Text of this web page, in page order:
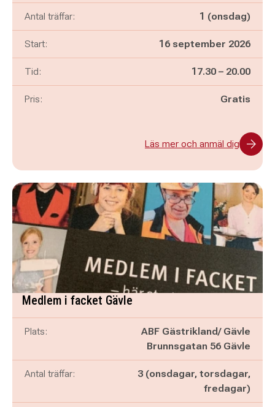
Antal träffar: 1 (onsdag)
Start: 16 september 2026
Tid: Pågår mellan
17.30 – och
20.00
Pris: Gratis
Läs mer och anmäl dig
Medlem i facket Gävle
Plats:
ABF Gästrikland/ Gävle
Brunnsgatan 56 Gävle
Antal träffar:
3 (onsdagar, torsdagar,
fredagar)